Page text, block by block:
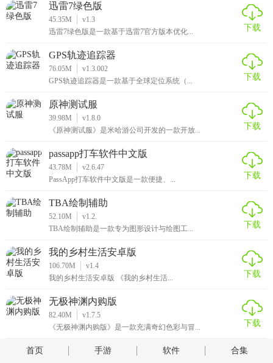
迅雷7绿色版
45.35M
v1.3
迅雷7绿色版是一款基于迅雷7官方版本优化...
下载
GPS轨迹追踪器
76.05M
v1.3.002
GPS轨迹追踪器是一款基于全球定位系统（...
下载
原神测试服
39.98M
v1.8.0
《原神测试服》是米哈游公司开发的一款开放...
下载
passapp打车软件中文版
43.78M
v2.6.47
PassApp打车软件中文版是一款便捷、...
下载
TBA绘制辅助
52.10M
v1.2.
TBA绘制辅助是一款专为图形设计与绘图工...
下载
我的乡村生活安卓版
106.70M
v1.4
我的乡村生活安卓版 《我的乡村生活...
下载
无极神渊内购版
82.40M
v1.7.5
《无极神渊内购版》是一款充满奇幻色彩与冒...
下载
首页 手游 软件 合集